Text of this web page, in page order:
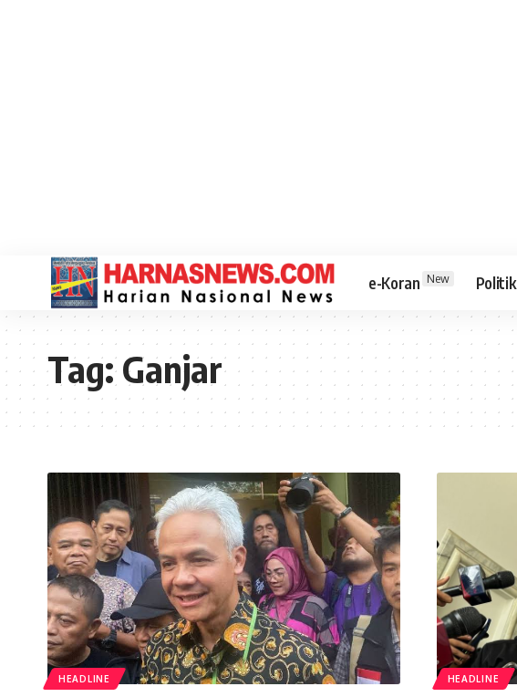
e-Koran New Politik
Tag:Ganjar
HEADLINE HEADLINE